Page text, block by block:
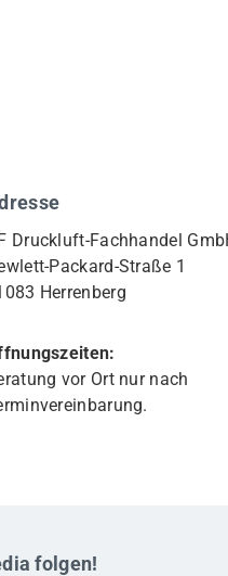
Druckluft-Fachhandel
Packard-Straße 1
Herrenberg
vor Ort nur nach
folgen!